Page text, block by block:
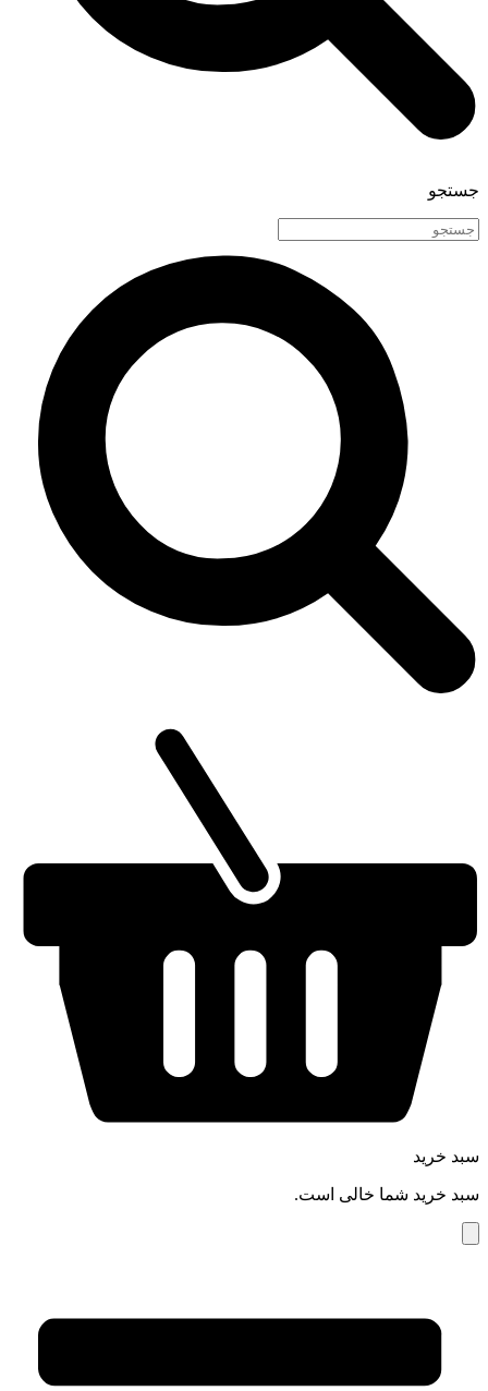
جستجو
سبد خرید
سبد خرید شما خالی است.